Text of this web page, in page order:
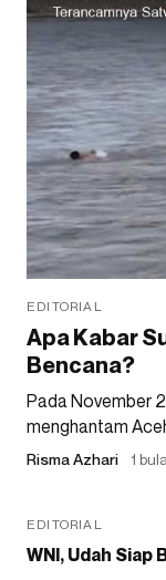
EDITORIAL
Apa Kabar
Bencana?
Pada November
menghantam
Risma Azhari 1
EDITORIAL
WNI, Udah Siap